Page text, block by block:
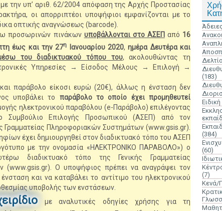
την υπ’ αριθ. 62/2004 απόφαση της Αρχής Προστασίας
οι απορριπτέοι υποψήφιοι εμφανίζονται με το
οπτικής αναγνώσεως (barcode).
προσωρινών πινάκων υποβάλλονται στο ΑΣΕΠ από 16
έως και την 27η Ιανουαρίου 2020,ημέρα Δευτέρα και
του διαδικτυακού τόπου του, ακολουθώντας τη
Υπηρεσίες → Είσοδος Μέλους → Επιλογή →
και παράβολο είκοσι ευρώ (20€), άλλως η ένσταση δεν
υποβάλει το παράβολο το οποίο έχει προμηθευτεί
ηλεκτρονικού παραβόλου (e-Παράβολο) επιλέγοντας
Συμβούλιο Επιλογής Προσωπικού (ΑΣΕΠ) από τον
Γραμματείας Πληροφοριακών Συστημάτων (www.gsis.gr).
έχει δημιουργηθεί στον διαδικτυακό τόπο του ΑΣΕΠ
με την ονομασία «ΗΛΕΚΤΡΟΝΙΚΟ ΠΑΡΑΒΟΛΟ») ο
διαδικτυακό τόπο της Γενικής Γραμματείας
(www.gsis.gr). Ο υποψήφιος πρέπει να αναγράψει τον
και να καταβάλει το αντίτιμο του ηλεκτρονικού
υποβολής των ενστάσεων.
με αναλυτικές οδηγίες χρήσης για τη
Άδειες
(183)
(384)
(60)
(7)
Κενά/